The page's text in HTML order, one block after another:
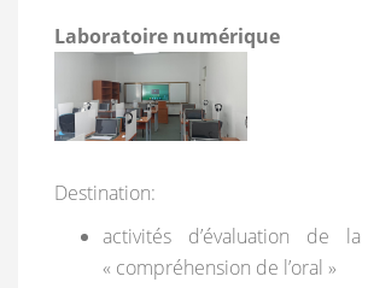
Laboratoire numérique
Destination:
activités d’évaluation de
« compréhension de l’oral »